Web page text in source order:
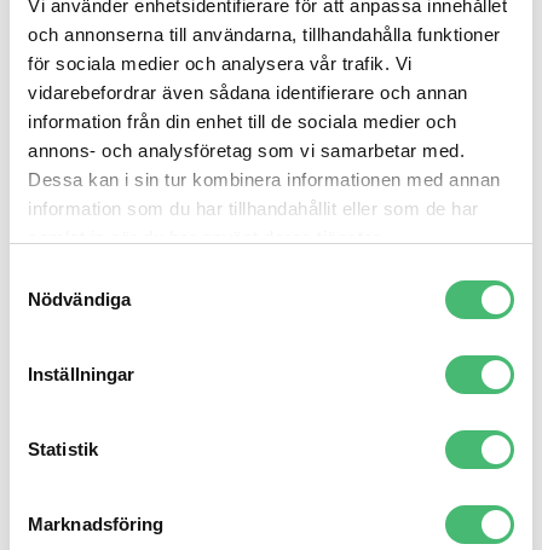
Vi använder enhetsidentifierare för att anpassa innehållet
och annonserna till användarna, tillhandahålla funktioner
för sociala medier och analysera vår trafik. Vi
vidarebefordrar även sådana identifierare och annan
information från din enhet till de sociala medier och
annons- och analysföretag som vi samarbetar med.
Dessa kan i sin tur kombinera informationen med annan
information som du har tillhandahållit eller som de har
Nödvändiga
Inställningar
Statistik
Marknadsföring
skriver du kärnfullt.
Våga vara personlig!
Bloggen är ett sätt för dig att ge en personlig röst till
ditt företag. Att skriva i jag- eller vi-form är mer
med inslag av personliga tankar och åsikter gör dina
Se till att få spridning på dina inlägg genom att posta
kan även länka till bloggen i nyhetsbrev och andra